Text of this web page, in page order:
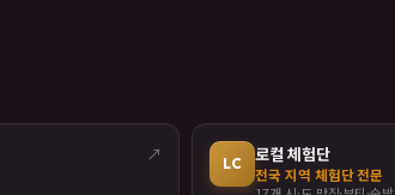
↗ LC 로컬 체험단
전국 지역 체험단 전문